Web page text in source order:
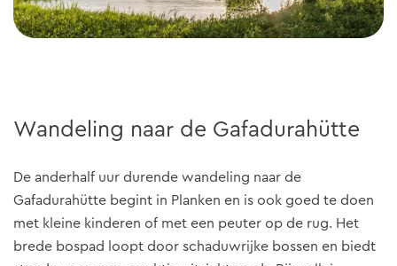
Wandeling naar de Gafadurahütte
De anderhalf uur durende wandeling naar de
Gafadurahütte begint in Planken en is ook goed te doen
met kleine kinderen of met een peuter op de rug. Het
brede bospad loopt door schaduwrijke bossen en biedt